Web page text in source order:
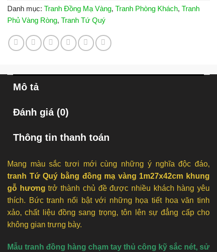
Danh mục: Tranh Đồng Mạ Vàng, Tranh Phòng Khách, Tranh
Phủ Vàng Ròng, Tranh Tứ Quý
Mô tả
Đánh giá (0)
Thông tin thanh toán
Mang màu sắc tươi mới cùng những ý nghĩa độc đáo,
tranh Tứ Quý bằng đồng mạ vàng 1m27x42cm khung
gỗ hương trở thành chủ đề được nhiều khách hàng yêu
thích. Bức tranh nổi bật với những họa tiết hoa văn tinh
xảo, chất liệu đồng sang trọng, tôn lên sự đẳng cấp cho
không gian trưng bày.
Mẫu tranh đồng hàng chạm tay thủ công kỹ sắc nét, sử